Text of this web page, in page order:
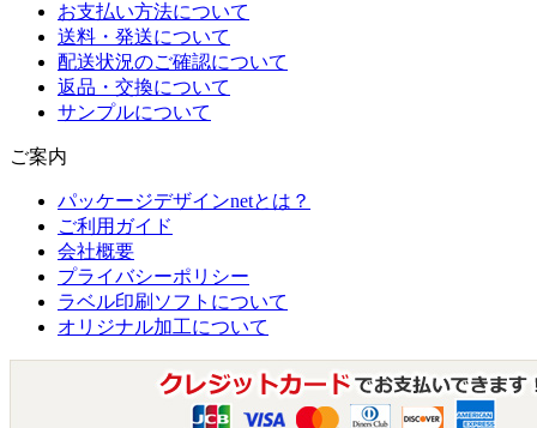
お支払い方法について
送料・発送について
配送状況のご確認について
返品・交換について
サンプルについて
ご案内
パッケージデザインnetとは？
ご利用ガイド
会社概要
プライバシーポリシー
ラベル印刷ソフトについて
オリジナル加工について